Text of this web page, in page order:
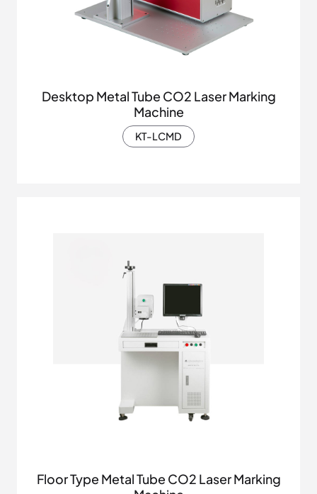
Desktop Metal Tube CO2 Laser Marking
Machine
KT-LCMD
Floor Type Metal Tube CO2 Laser Marking